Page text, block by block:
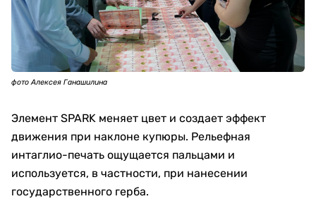
фото Алексея Ганашилина
Элемент SPARK меняет цвет и создает эффект
движения при наклоне купюры. Рельефная
интаглио-печать ощущается пальцами и
используется, в частности, при нанесении
государственного герба.